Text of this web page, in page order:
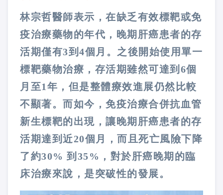
林宗哲醫師表示，在缺乏有效標靶或免
疫治療藥物的年代，晚期肝癌患者的存
活期僅有3到4個月。之後開始使用單一
標靶藥物治療，存活期雖然可達到6個
月至1年，但是整體療效進展仍然比較
不顯著。而如今，免疫治療合併抗血管
新生標靶的出現，讓晚期肝癌患者的存
活期達到近20個月，而且死亡風險下降
了約30% 到35%，對於肝癌晚期的臨
床治療來說，是突破性的發展。